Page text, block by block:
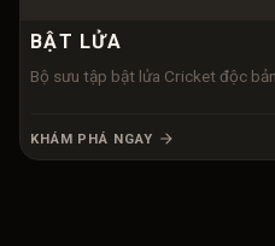
BẬT LỬA
Bộ sưu tập bật lửa Cricket độc
KHÁM PHÁ NGAY